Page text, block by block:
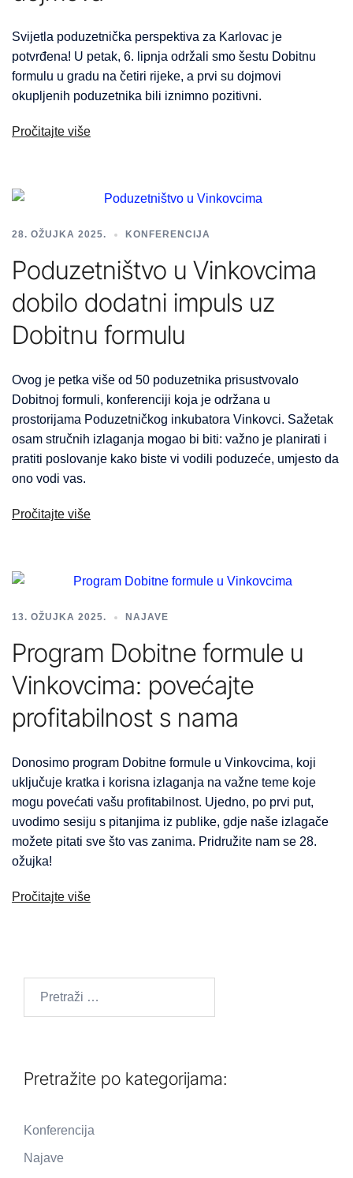
Svijetla poduzetnička perspektiva za Karlovac je
potvrđena! U petak, 6. lipnja održali smo šestu Dobitnu
formulu u gradu na četiri rijeke, a prvi su dojmovi
okupljenih poduzetnika bili iznimno pozitivni.
Pročitajte više
28. OŽUJKA 2025. KONFERENCIJA
Poduzetništvo u Vinkovcima
dobilo dodatni impuls uz
Dobitnu formulu
Ovog je petka više od 50 poduzetnika prisustvovalo
Dobitnoj formuli, konferenciji koja je održana u
prostorijama Poduzetničkog inkubatora Vinkovci. Sažetak
osam stručnih izlaganja mogao bi biti: važno je planirati i
pratiti poslovanje kako biste vi vodili poduzeće, umjesto da
ono vodi vas.
Pročitajte više
13. OŽUJKA 2025. NAJAVE
Program Dobitne formule u
Vinkovcima: povećajte
profitabilnost s nama
Donosimo program Dobitne formule u Vinkovcima, koji
uključuje kratka i korisna izlaganja na važne teme koje
mogu povećati vašu profitabilnost. Ujedno, po prvi put,
uvodimo sesiju s pitanjima iz publike, gdje naše izlagače
možete pitati sve što vas zanima. Pridružite nam se 28.
ožujka!
Pročitajte više
Pretražite po kategorijama:
Konferencija
Najave